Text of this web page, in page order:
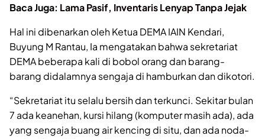
Baca Juga: Lama Pasif, Inventaris Lenyap Tanpa Jejak
Hal ini dibenarkan oleh Ketua DEMA IAIN Kendari,
Buyung M Rantau, Ia mengatakan bahwa sekretariat
DEMA beberapa kali di bobol orang dan barang-
barang didalamnya sengaja di hamburkan dan dikotori.
“Sekretariat itu selalu bersih dan terkunci. Sekitar bulan
7 ada keanehan, kursi hilang (komputer masih ada), ada
yang sengaja buang air kencing di situ, dan ada noda-